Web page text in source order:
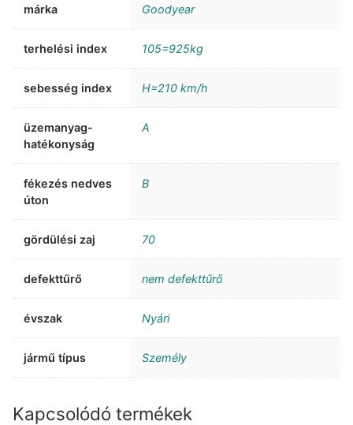
márka Goodyear
terhelési index 105=925kg
sebesség index H=210 km/h
üzemanyag-
hatékonyság
A
fékezés nedves
úton
B
gördülési zaj 70
defekttűrő nem defekttűrő
évszak Nyári
jármű típus Személy
Kapcsolódó termékek